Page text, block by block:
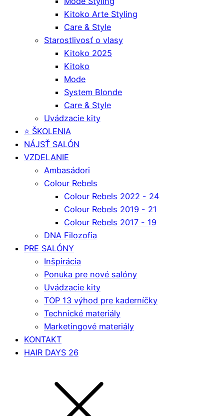
Kitoko Arte Styling
Care & Style
Starostlivosť o vlasy
Kitoko 2025
Kitoko
Mode
System Blonde
Care & Style
Uvádzacie kity
⭐️ ŠKOLENIA
NÁJSŤ SALÓN
VZDELANIE
Ambasádori
Colour Rebels
Colour Rebels 2022 - 24
Colour Rebels 2019 - 21
Colour Rebels 2017 - 19
DNA Filozofia
PRE SALÓNY
Inšpirácia
Ponuka pre nové salóny
Uvádzacie kity
TOP 13 výhod pre kaderníčky
Technické materiály
Marketingové materiály
KONTAKT
HAIR DAYS 26